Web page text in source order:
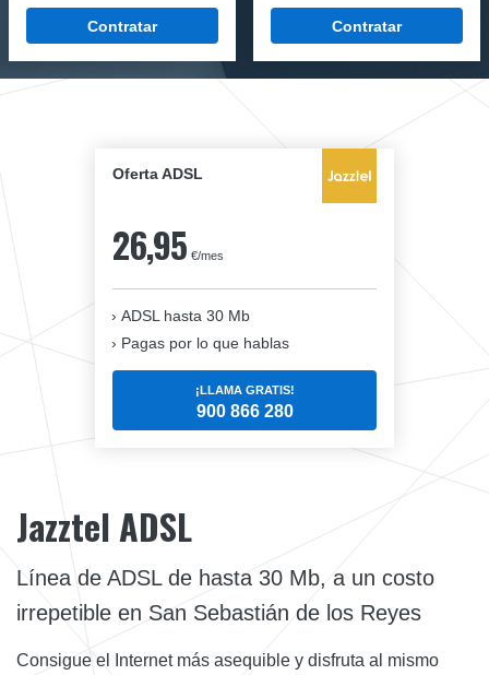
Contratar Contratar
Oferta ADSL
26,95 €/mes
ADSL hasta 30 Mb
Pagas por lo que hablas
¡LLAMA GRATIS!
900 866 280
Jazztel ADSL
Línea de ADSL de hasta 30 Mb, a un costo
irrepetible en San Sebastián de los Reyes
Consigue el Internet más asequible y disfruta al mismo